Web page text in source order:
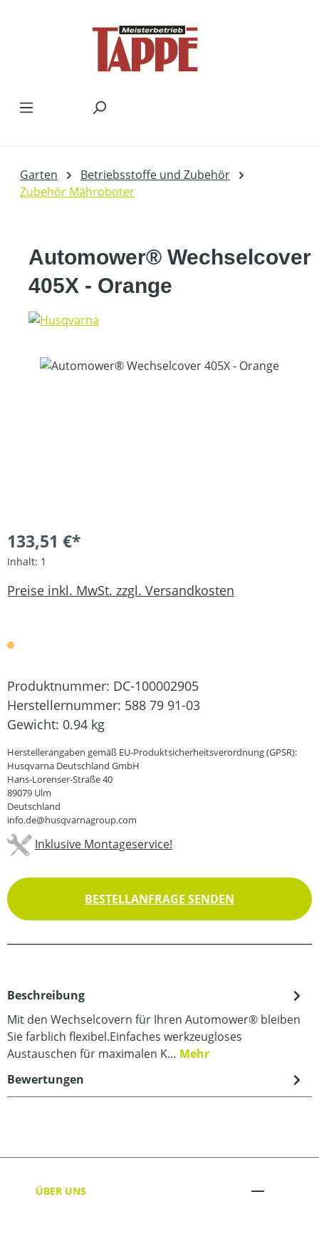
Garten
Betriebsstoffe und Zubehör
Zubehör Mähroboter
Automower® Wechselcover
405X - Orange
Bildergalerie überspringen
133,51 €*
Inhalt: 1
Preise inkl. MwSt. zzgl. Versandkosten
Produktnummer: DC-100002905
Herstellernummer: 588 79 91-03
Gewicht: 0.94 kg
Herstellerangaben gemäß EU-Produktsicherheitsverordnung (GPSR):
Husqvarna Deutschland GmbH
Hans-Lorenser-Straße 40
89079 Ulm
Deutschland
info.de@husqvarnagroup.com
Inklusive Montageservice!
BESTELLANFRAGE SENDEN
Beschreibung
Mit den Wechselcovern für Ihren Automower® bleiben
Sie farblich flexibel.Einfaches werkzeugloses
Austauschen für maximalen K… Mehr
Bewertungen
ÜBER UNS